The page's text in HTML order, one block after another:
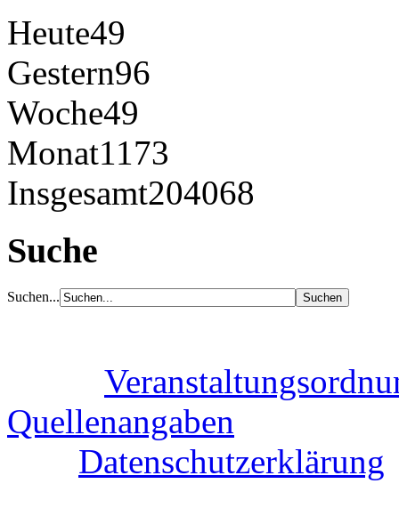
Heute49
Gestern96
Woche49
Monat1173
Insgesamt204068
Suche
Suchen...
Quellenangaben
Datenschutzerklärung